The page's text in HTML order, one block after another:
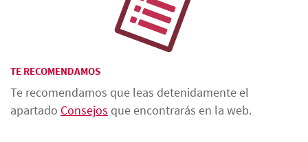
TE RECOMENDAMOS
Te recomendamos que leas detenidamente el
apartado Consejos que encontrarás en la web.